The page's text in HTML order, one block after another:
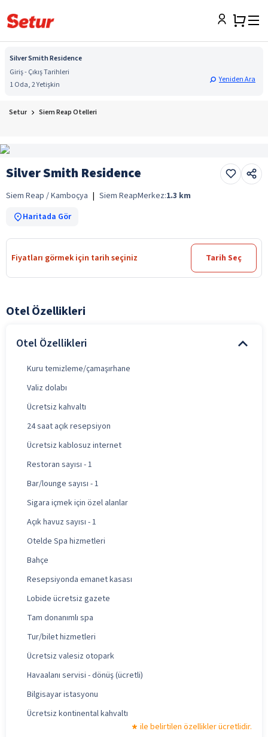
Silver Smith Residence
Giriş - Çıkış Tarihleri
1 Oda, 2 Yetişkin
Yeniden Ara
Setur Siem Reap Otelleri
Silver Smith Residence
Siem Reap / Kamboçya | Siem ReapMerkez:1.3 km
Haritada Gör
Fiyatları görmek için tarih seçiniz Tarih Seç
Otel Özellikleri
Otel Özellikleri
Kuru temizleme/çamaşırhane
Valiz dolabı
Ücretsiz kahvaltı
24 saat açık resepsiyon
Ücretsiz kablosuz internet
Restoran sayısı - 1
Bar/lounge sayısı - 1
Sigara içmek için özel alanlar
Açık havuz sayısı - 1
Otelde Spa hizmetleri
Bahçe
Resepsiyonda emanet kasası
Lobide ücretsiz gazete
Tam donanımlı spa
Tur/bilet hizmetleri
Ücretsiz valesiz otopark
Havaalanı servisi - dönüş (ücretli)
Bilgisayar istasyonu
Ücretsiz kontinental kahvaltı
ile belirtilen özellikler ücretlidir.